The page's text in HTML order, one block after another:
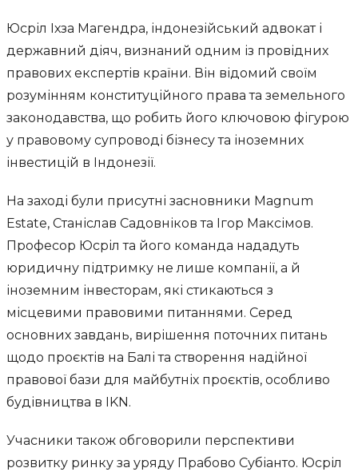
Юсріл Іхза Магендра, індонезійський адвокат і
державний діяч, визнаний одним із провідних
правових експертів країни. Він відомий своїм
розумінням конституційного права та земельного
законодавства, що робить його ключовою фігурою
у правовому супроводі бізнесу та іноземних
інвестицій в Індонезії.
На заході були присутні засновники Magnum
Estate, Станіслав Садовніков та Ігор Максімов.
Професор Юсріл та його команда нададуть
юридичну підтримку не лише компанії, а й
іноземним інвесторам, які стикаються з
місцевими правовими питаннями. Серед
основних завдань, вирішення поточних питань
щодо проєктів на Балі та створення надійної
правової бази для майбутніх проєктів, особливо
будівництва в IKN.
Учасники також обговорили перспективи
розвитку ринку за уряду Прабово Субіанто. Юсріл